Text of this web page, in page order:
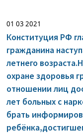
01 03 2021
Конституция РФ
гражданина
летнего
охране здоровья
отношении лиц
лет больных с
брать